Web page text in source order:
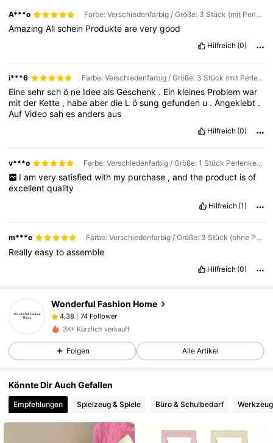
A***o Farbe: Verschiedenfarbig / Größe: 3 Stück (mit Perlenkette)
AmazingAllschein Produkteareverygood
Hilfreich (0)
i***6 Farbe: Verschiedenfarbig / Größe: 3 Stück (mit Perlenkette)
Einesehrschö ne IdeealsGeschenk . Ein kleines Problemwar
mitder Kette , habeaberdie Lösunggefunden u .Angeklebt .
AufVideosahesandersaus
Hilfreich (0)
v***o Farbe: Verschiedenfarbig / Größe: 1 Stück Perlenkette
I am very satisfied with my purchase , and the product is of
excellentquality
Hilfreich (1)
m***e Farbe: Verschiedenfarbig / Größe: 3 Stück (ohne Perlenkette)
Reallyeasytoassemble
Hilfreich (0)
Wonderful Fashion Home
4,38
74 Follower
f***g istVor 1 Tag
4,38
74 Follower
4,38 74 Follower
4,38 74 Follower
4,38 74 Follower
74 Follower
3K+ Kürzlich verkauft
Folgen Alle Artikel
Könnte Dir Auch Gefallen
Empfehlungen Spielzeug & Spiele Büro & Schulbedarf